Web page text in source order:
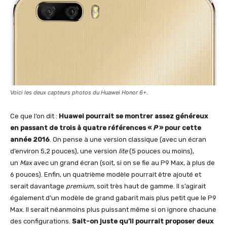
Voici les deux capteurs photos du Huawei Honor 6+.
Ce que l’on dit : Huawei pourrait se montrer assez généreux
en passant de trois à quatre références « P» pour cette
année 2016 . On pense à une version classique (avec un écran
d’environ 5,2 pouces), une version lite(5 pouces ou moins),
un Maxavec un grand écran (soit, si on se fie au P9 Max, à plus de
6 pouces). Enfin, un quatrième modèle pourrait être ajouté et
serait davantage premium, soit très haut de gamme. Il s’agirait
également d’un modèle de grand gabarit mais plus petit que le P9
Max. Il serait néanmoins plus puissant même si on ignore chacune
des configurations. Sait-on juste qu’il pourrait proposer deux